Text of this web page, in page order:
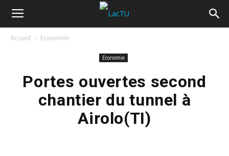
Accueil Economie
Economie
Portes ouvertes second
chantier du tunnel à
Airolo(TI)